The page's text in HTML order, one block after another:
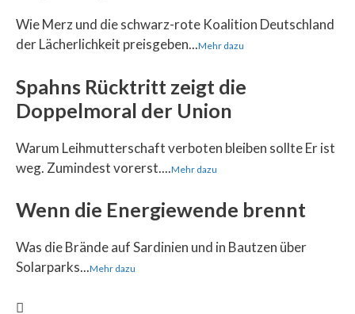
Wie Merz und die schwarz-rote Koalition Deutschland
der Lächerlichkeit preisgeben...Mehr dazu
Spahns Rücktritt zeigt die
Doppelmoral der Union
Warum Leihmutterschaft verboten bleiben sollte Er ist
weg. Zumindest vorerst....Mehr dazu
Wenn die Energiewende brennt
Was die Brände auf Sardinien und in Bautzen über
Solarparks...Mehr dazu